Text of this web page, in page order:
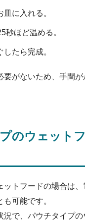
に入れる。
秒ほど温める。
たら完成。
要がないため、手間
のウェット
ットフードの場合は
可能です。
況で、パウチタイプの